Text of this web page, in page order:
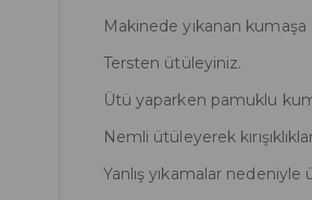
Makinede yıkanan kumaşa
Tersten ütüleyiniz.
Ütü yaparken pamuklu
Nemli ütüleyerek
Yanlış yıkamalar